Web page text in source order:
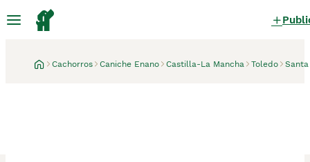
Cachorros Caniche Enano Castilla-La Mancha Toledo